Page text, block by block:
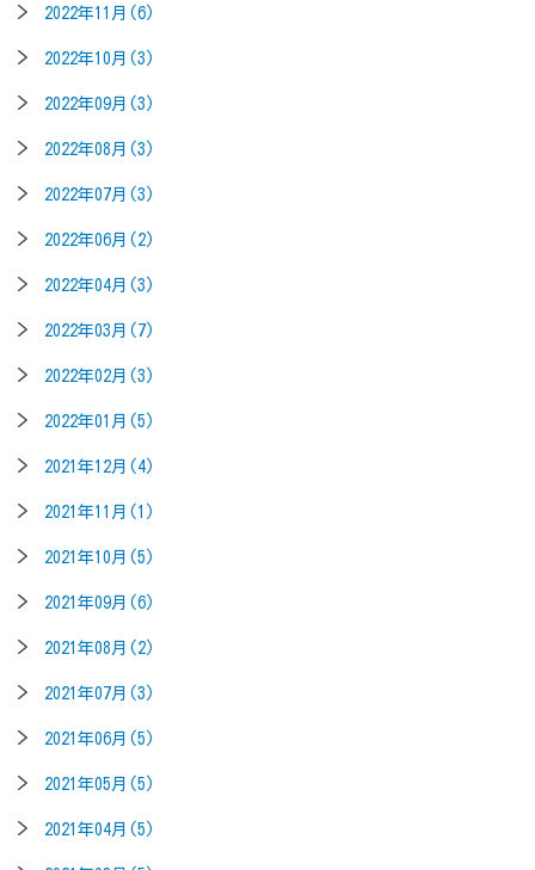
2022年11月(6)
2022年10月(3)
2022年09月(3)
2022年08月(3)
2022年07月(3)
2022年06月(2)
2022年04月(3)
2022年03月(7)
2022年02月(3)
2022年01月(5)
2021年12月(4)
2021年11月(1)
2021年10月(5)
2021年09月(6)
2021年08月(2)
2021年07月(3)
2021年06月(5)
2021年05月(5)
2021年04月(5)